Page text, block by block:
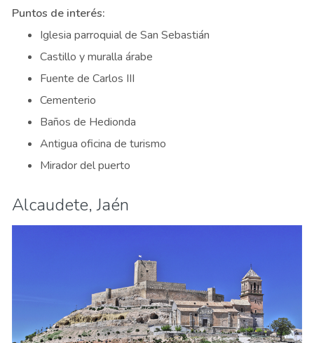
Puntos de interés:
Iglesia parroquial de San Sebastián
Castillo y muralla árabe
Fuente de Carlos III
Cementerio
Baños de Hedionda
Antigua oficina de turismo
Mirador del puerto
Alcaudete, Jaén